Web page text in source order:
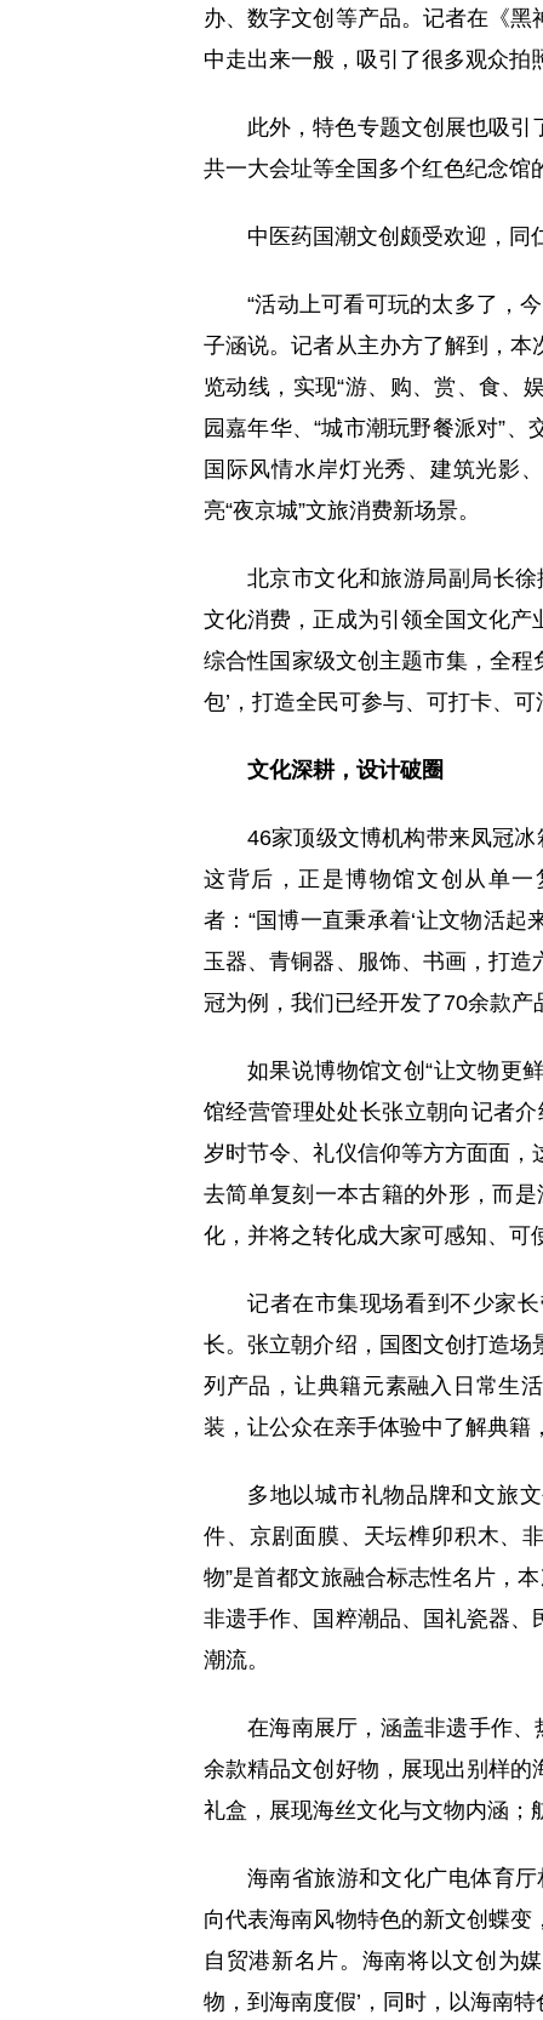
办、数字文创等产品。记者在《
中走出来一般，吸引了很多观众拍
此外，特色专题文创展也吸
共一大会址等全国多个红色纪念馆
中医药国潮文创颇受欢迎，同
“活动上可看可玩的太多了，
子涵说。记者从主办方了解到，
览动线，实现“游、购、赏、食、
园嘉年华、“城市潮玩野餐派对”
国际风情水岸灯光秀、建筑光影
亮“夜京城”文旅消费新场景。
北京市文化和旅游局副局长
文化消费，正成为引领全国文化
综合性国家级文创主题市集，全程
包’，打造全民可参与、可打卡、
文化深耕，设计破圈
46家顶级文博机构带来凤冠
这背后，正是博物馆文创从单
者：“国博一直秉承着‘让文物活
玉器、青铜器、服饰、书画，打
冠为例，我们已经开发了70余款
如果说博物馆文创“让文物更
馆经营管理处处长张立朝向记者
岁时节令、礼仪信仰等方方面面
去简单复刻一本古籍的外形，而
化，并将之转化成大家可感知、可
记者在市集现场看到不少家
长。张立朝介绍，国图文创打造
列产品，让典籍元素融入日常生
装，让公众在亲手体验中了解典籍
多地以城市礼物品牌和文旅
件、京剧面膜、天坛榫卯积木、
物”是首都文旅融合标志性名片，
非遗手作、国粹潮品、国礼瓷器
潮流。
在海南展厅，涵盖非遗手作
余款精品文创好物，展现出别样
礼盒，展现海丝文化与文物内涵；
海南省旅游和文化广电体育
向代表海南风物特色的新文创蝶
自贸港新名片。海南将以文创为
物，到海南度假’，同时，以海南